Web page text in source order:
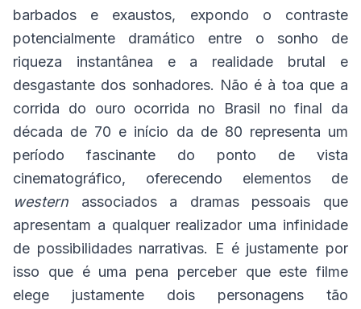
barbados e exaustos, expondo o contraste
potencialmente dramático entre o sonho de
riqueza instantânea e a realidade brutal e
desgastante dos sonhadores. Não é à toa que a
corrida do ouro ocorrida no Brasil no final da
década de 70 e início da de 80 representa um
período fascinante do ponto de vista
cinematográfico, oferecendo elementos de
western associados a dramas pessoais que
apresentam a qualquer realizador uma infinidade
de possibilidades narrativas. E é justamente por
isso que é uma pena perceber que este filme
elege justamente dois personagens tão